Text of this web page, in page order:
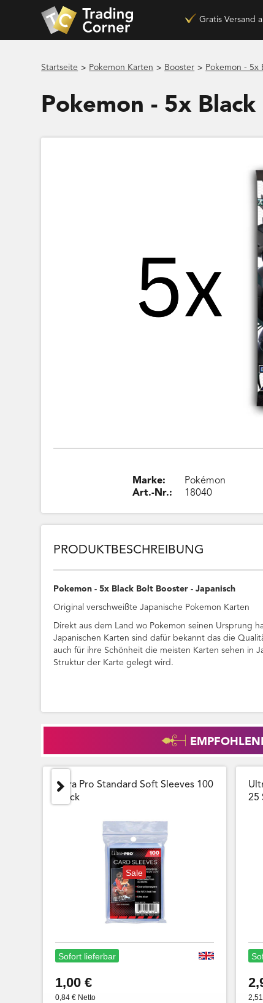
Gratis Versand
Startseite > Pokemon Karten > Booster > Pokemon - 5x
Pokemon - 5x
Marke:
Art.-Nr.:
Pokémon
18040
PRODUKTBESCHREIBUNG
Pokemon - 5x Black Bolt Booster - Japanisch
Original verschweißte Japanische Pokemon Karten
Direkt aus dem Land wo Pokemon seinen Ursprung
Japanischen Karten sind dafür bekannt das die
auch für ihre Schönheit die meisten Karten sehen in
Struktur der Karte gelegt wird.
Ultra Pro Standard Soft Sleeves 100
Stück
Sale
Sofort lieferbar
1,00 €
0,84 € Netto
25